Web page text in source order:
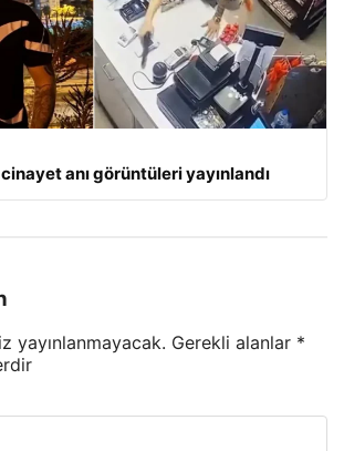
cinayet anı görüntüleri yayınlandı
yayınlanmayacak. Gerekli alanlar *